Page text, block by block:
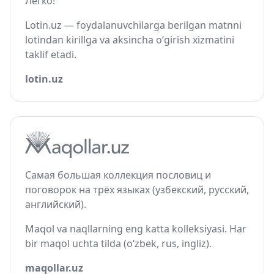
Lotin.uz — foydalanuvchilarga berilgan matnni
lotindan kirillga va aksincha o‘girish xizmatini
taklif etadi.
lotin.uz
Самая большая коллекция пословиц и
поговорок на трёх языках (узбекский, русский,
английский).
Maqol va naqllarning eng katta kolleksiyasi. Har
bir maqol uchta tilda (o‘zbek, rus, ingliz).
maqollar.uz